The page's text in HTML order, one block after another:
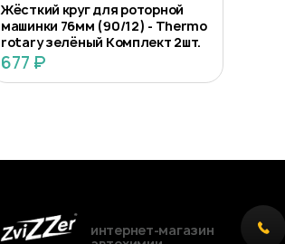
Жёсткий круг для роторной
машинки 76мм (90/12) - Thermo
rotary зелёный Комплект 2шт.
677 ₽
интернет-магазин